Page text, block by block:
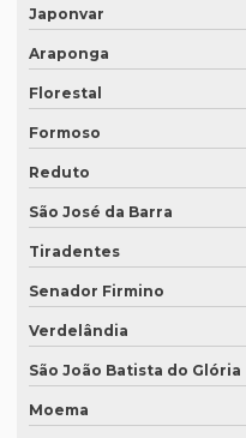
Quanto custa uma tradução
Quanto custa uma tradução
Quem faz tradução de
Quem faz tradução
Quem faz transcrição de
Rádios para tradução
Revisão de artigos científicos
Revisão gramatical profissional
Revisão em ingles
Japonvar
Araponga
Florestal
Formoso
Reduto
São José da Barra
Tiradentes
Senador Firmino
Verdelândia
São João Batista do Glória
Moema